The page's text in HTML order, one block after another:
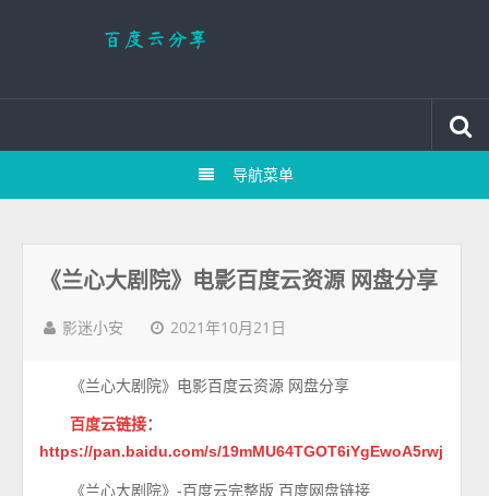
导航菜单
《兰心大剧院》电影百度云资源 网盘分享
影迷小安 2021年10月21日
《兰心大剧院》电影百度云资源 网盘分享
百度云链接：
https://pan.baidu.com/s/19mMU64TGOT6iYgEwoA5rwj
《兰心大剧院》-百度云完整版 百度网盘链接